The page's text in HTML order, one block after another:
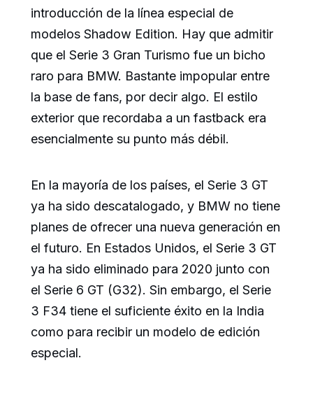
introducción de la línea especial de
modelos Shadow Edition. Hay que admitir
que el Serie 3 Gran Turismo fue un bicho
raro para BMW. Bastante impopular entre
la base de fans, por decir algo. El estilo
exterior que recordaba a un fastback era
esencialmente su punto más débil.
En la mayoría de los países, el Serie 3 GT
ya ha sido descatalogado, y BMW no tiene
planes de ofrecer una nueva generación en
el futuro. En Estados Unidos, el Serie 3 GT
ya ha sido eliminado para 2020 junto con
el Serie 6 GT (G32). Sin embargo, el Serie
3 F34 tiene el suficiente éxito en la India
como para recibir un modelo de edición
especial.